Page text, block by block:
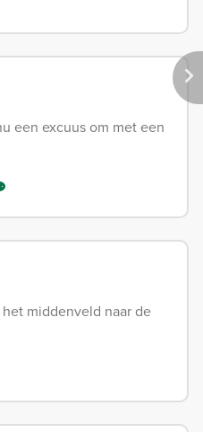
een excuus om met een
middenveld naar de